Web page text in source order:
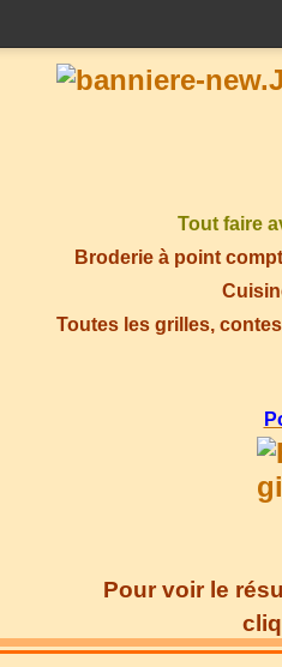
Tout faire
Broderie à point
Toutes les grilles,
Pour voir le